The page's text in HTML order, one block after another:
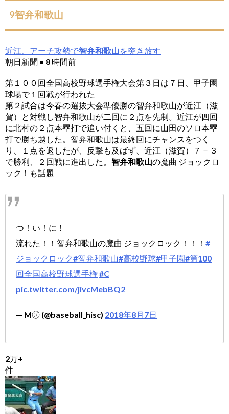
9智弁和歌山
近江、アーチ攻勢で智弁和歌山を突き放す
朝日新聞 • 8 時間前
第１００回全国高校野球選手権大会第３日は７日、甲子園
球場で１回戦が行われた
第２試合は今春の選抜大会準優勝の智弁和歌山が近江（滋
賀）と対戦し智弁和歌山が二回に２点を先制。近江が四回
に北村の２点本塁打で追い付くと、五回に山田のソロ本塁
打で勝ち越した。智弁和歌山は最終回にチャンスをつく
り、１点を返したが、反撃も及ばず、近江（滋賀）７－３
で勝利、２回戦に進出した。 智弁和歌山の魔曲 ジョックロ
ック！も話題
つ！い！に！
流れた！！智弁和歌山の魔曲 ジョックロック！！！ #
ジョックロック#智弁和歌山#高校野球#甲子園#第100
回全国高校野球選手権#C
pic.twitter.com/jivcMebBQ2
— M⚾︎ (@baseball_hisc) 2018年8月7日
2万+
件